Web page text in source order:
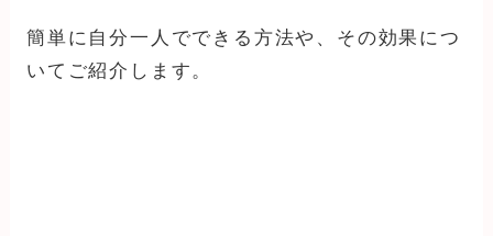
簡単に自分一人でできる方法や、その効果につ
いてご紹介します。